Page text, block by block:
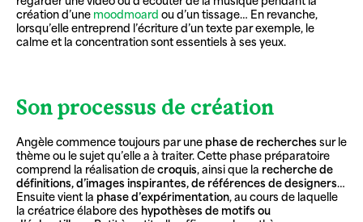
création d’une moodmoard ou d’un tissage… En revanche,
lorsqu’elle entreprend l’écriture d’un texte par exemple, le
calme et la concentration sont essentiels à ses yeux.
Son processus de création
Angèle commence toujours par une phase de recherchessur le
thème ou le sujet qu’elle a à traiter. Cette phase préparatoire
comprend la réalisation decroquis, ainsi que la recherche de
définitions, d’images inspirantes, de références de designers…
Ensuite vient la phase d’expérimentation, au cours de laquelle
la créatrice élabore des hypothèses de motifs ou